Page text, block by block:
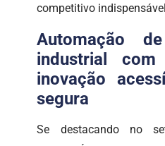
competitivo
Automação
industrial
inovação
segura
Se destacando no